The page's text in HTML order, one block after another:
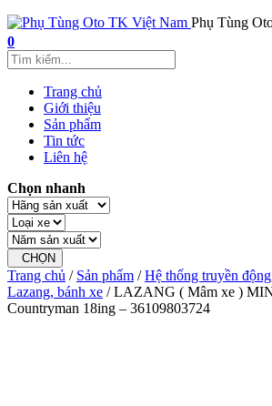
Phụ Tùng
0
Trang chủ
Giới thiệu
Sản phẩm
Tin tức
Liên hệ
Chọn nhanh
CHỌN
Trang chủ / Sản phẩm /Hệ thống truyền
Lazang, bánh xe / LAZANG ( Mâm xe )
Countryman 18ing – 36109803724